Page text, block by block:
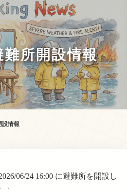
難所開設情報
設情報
06/24 16:00 に避難所を開設し